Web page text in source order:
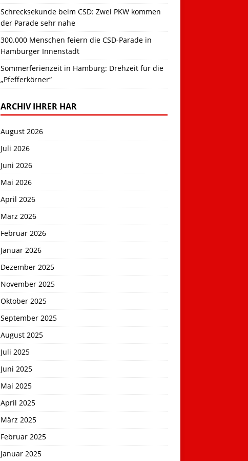
Schrecksekunde beim CSD: Zwei PKW kommen
der Parade sehr nahe
300.000 Menschen feiern die CSD-Parade in
Hamburger Innenstadt
Sommerferienzeit in Hamburg: Drehzeit für die
„Pfefferkörner“
ARCHIV IHRER HAR
August 2026
Juli 2026
Juni 2026
Mai 2026
April 2026
März 2026
Februar 2026
Januar 2026
Dezember 2025
November 2025
Oktober 2025
September 2025
August 2025
Juli 2025
Juni 2025
Mai 2025
April 2025
März 2025
Februar 2025
Januar 2025